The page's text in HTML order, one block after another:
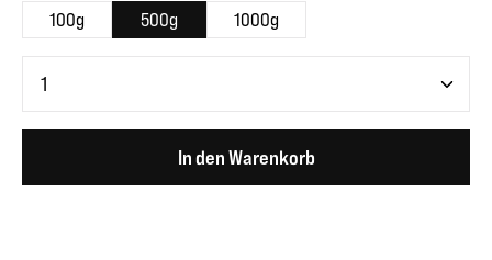
100g 500g 1000g
In den Warenkorb